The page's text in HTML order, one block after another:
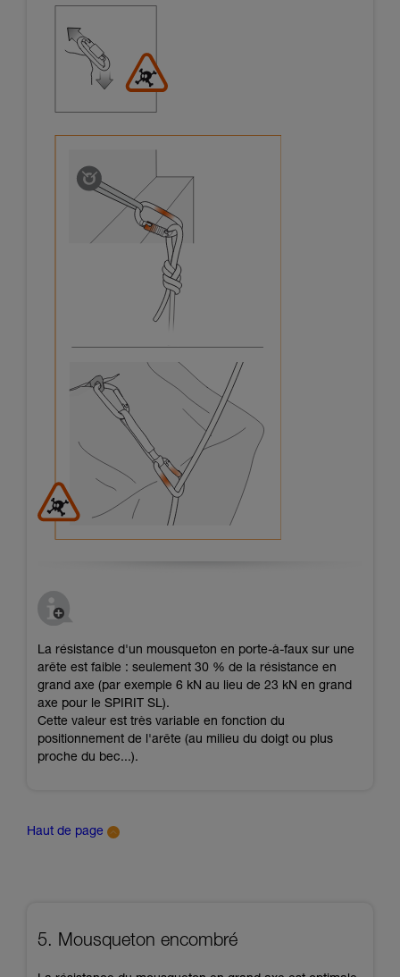
La résistance d'un mousqueton en porte-à-faux sur une
arête est faible : seulement 30 % de la résistance en
grand axe (par exemple 6 kN au lieu de 23 kN en grand
axe pour le SPIRIT SL).
Cette valeur est très variable en fonction du
positionnement de l'arête (au milieu du doigt ou plus
proche du bec...).
Haut de page
5. Mousqueton encombré